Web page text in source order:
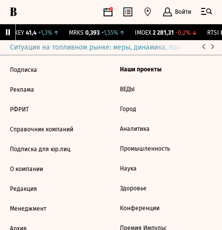
Войти
OKEY 41,4 +1,3%↑ MRKS 0,393 +1,55%↑ IMOEX 2 281,31 -0,2%↓ RTSI
Ситуация на топливном рынке: меры, динамика, прогнозы
Подписка
Реклама
РФРИТ
Справочник компаний
Подписка для юр.лиц
О компании
Редакция
Менеджмент
Архив
Наши проекты
ВЕДЫ
Город
Аналитика
Промышленность
Наука
Здоровье
Конференции
Премия Импульс